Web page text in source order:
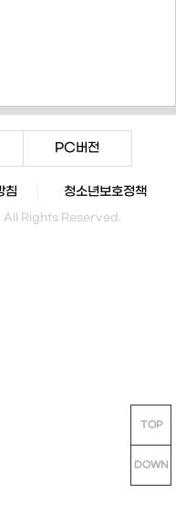
PC버전
침 청소년보호정책
Rights Reserved.
TOP
DOWN